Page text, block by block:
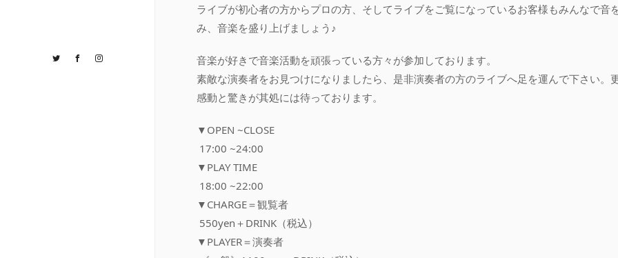
TwitterFacebook
ライブが初心者の方からプロの方、そしてライブをご覧になっているお客様もみんなで音
み、音楽を盛り上げましょう♪
音楽が好きで音楽活動を頑張っている方々が参加しております。
素敵な演奏者をお見つけになりましたら、是非演奏者の方のライブへ足を運んで下さい。
感動と驚きが其処には待っております。
▼OPEN ~CLOSE
17:00 ~24:00
▼PLAY TIME
18:00 ~22:00
▼CHARGE＝観覧者
550yen＋DRINK（税込）
▼PLAYER＝演奏者